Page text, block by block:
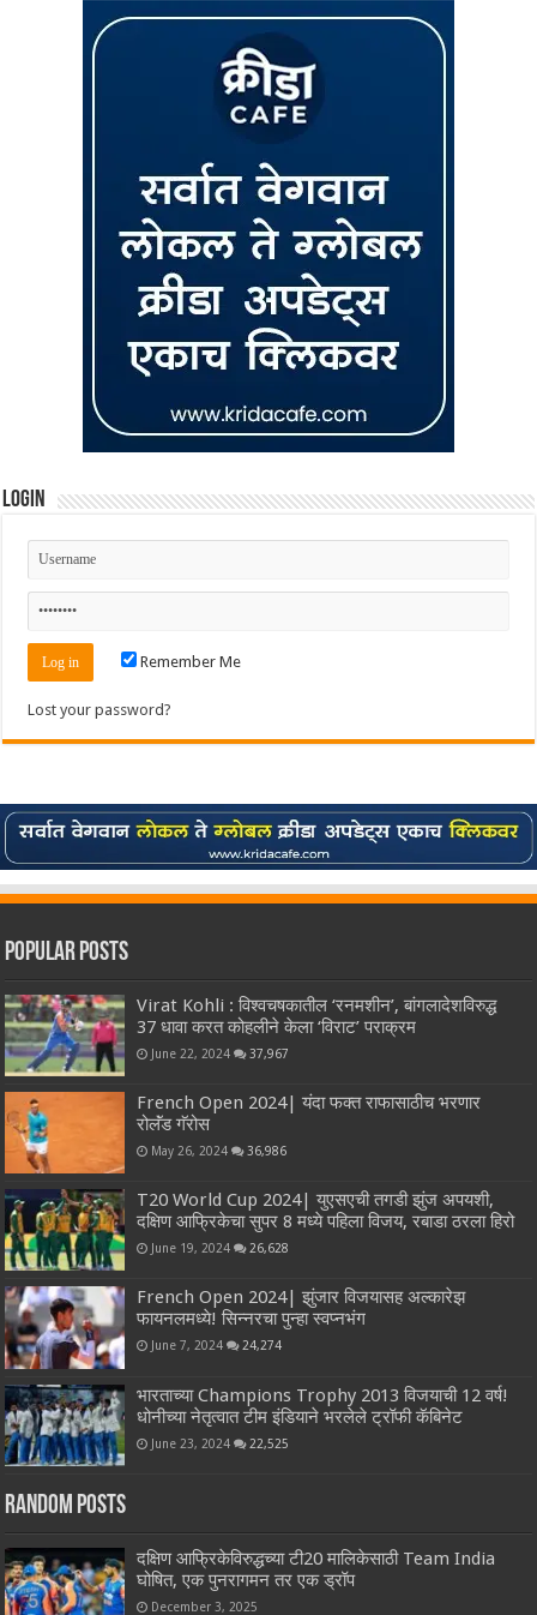
Login
Remember Me
Lost your password?
Popular Posts
Virat Kohli : विश्वचषकातील ‘रनमशीन’, बांगलादेशविरुद्ध
37 धावा करत कोहलीने केला ‘विराट’ पराक्रम
June 22, 2024 37,967
French Open 2024| यंदा फक्त राफासाठीच भरणार
रोलॅंड गॅरोस
May 26, 2024 36,986
T20 World Cup 2024| युएसएची तगडी झुंज अपयशी,
दक्षिण आफ्रिकेचा सुपर 8 मध्ये पहिला विजय, रबाडा ठरला हिरो
June 19, 2024 26,628
French Open 2024| झुंजार विजयासह अल्कारेझ
फायनलमध्ये! सिन्नरचा पुन्हा स्वप्नभंग
June 7, 2024 24,274
भारताच्या Champions Trophy 2013 विजयाची 12 वर्ष!
धोनीच्या नेतृत्वात टीम इंडियाने भरलेले ट्रॉफी कॅबिनेट
June 23, 2024 22,525
Random Posts
दक्षिण आफ्रिकेविरुद्धच्या टी20 मालिकेसाठी Team India
घोषित, एक पुनरागमन तर एक ड्रॉप
December 3, 2025